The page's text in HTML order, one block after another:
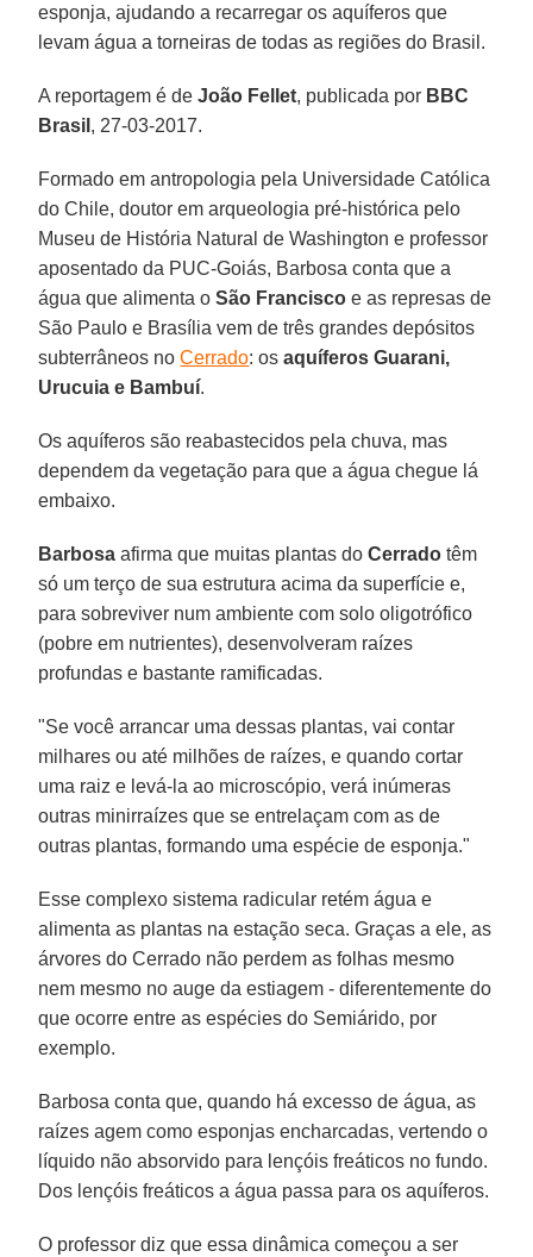
esponja, ajudando a recarregar os aquíferos que
levam água a torneiras de todas as regiões do Brasil.
A reportagem é deJoão Fellet, publicada por BBC
Brasil , 27-03-2017.
Formado em antropologia pela Universidade Católica
do Chile, doutor em arqueologia pré-histórica pelo
Museu de História Natural de Washington e professor
aposentado da PUC-Goiás, Barbosa conta que a
água que alimenta oSão Francisco e as represas de
São Paulo e Brasília vem de três grandes depósitos
subterrâneos noCerrado: osaquíferos Guarani,
Urucuia e Bambuí.
Os aquíferos são reabastecidos pela chuva, mas
dependem da vegetação para que a água chegue lá
embaixo.
Barbosa afirma que muitas plantas doCerrado têm
só um terço de sua estrutura acima da superfície e,
para sobreviver num ambiente com solo oligotrófico
(pobre em nutrientes), desenvolveram raízes
profundas e bastante ramificadas.
"Se você arrancar uma dessas plantas, vai contar
milhares ou até milhões de raízes, e quando cortar
uma raiz e levá-la ao microscópio, verá inúmeras
outras minirraízes que se entrelaçam com as de
outras plantas, formando uma espécie de esponja."
Esse complexo sistema radicular retém água e
alimenta as plantas na estação seca. Graças a ele, as
árvores do Cerrado não perdem as folhas mesmo
nem mesmo no auge da estiagem - diferentemente do
que ocorre entre as espécies do Semiárido, por
exemplo.
Barbosa conta que, quando há excesso de água, as
raízes agem como esponjas encharcadas, vertendo o
líquido não absorvido para lençóis freáticos no fundo.
Dos lençóis freáticos a água passa para os aquíferos.
O professor diz que essa dinâmica começou a ser